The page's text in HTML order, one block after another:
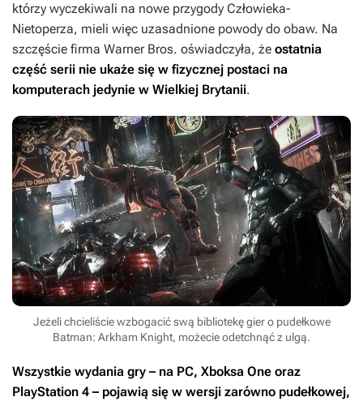
którzy wyczekiwali na nowe przygody Człowieka-
Nietoperza, mieli więc uzasadnione powody do obaw. Na
szczęście firma Warner Bros. oświadczyła, że ostatnia
część serii nie ukaże się w fizycznej postaci na
komputerach jedynie w Wielkiej Brytanii.
Jeżeli chcieliście wzbogacić swą bibliotekę gier o pudełkowe
Batman: Arkham Knight, możecie odetchnąć z ulgą.
Wszystkie wydania gry – na PC, Xboksa One oraz
PlayStation 4 – pojawią się w wersji zarówno pudełkowej,